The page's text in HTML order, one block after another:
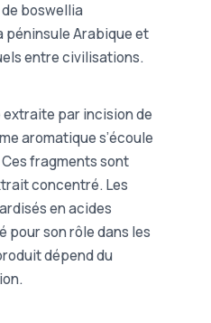
boswellia
péninsule Arabique et
entre civilisations.
par incision de
aromatique s’écoule
fragments sont
concentré. Les
en acides
pour son rôle dans les
dépend du